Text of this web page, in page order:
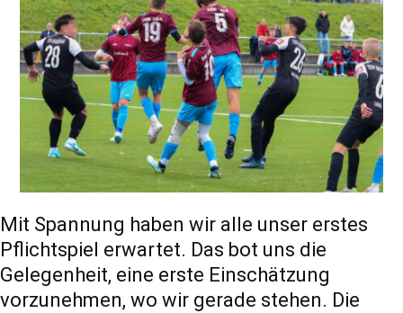
Mit Spannung haben wir alle unser erstes
Pflichtspiel erwartet. Das bot uns die
Gelegenheit, eine erste Einschätzung
vorzunehmen, wo wir gerade stehen. Die